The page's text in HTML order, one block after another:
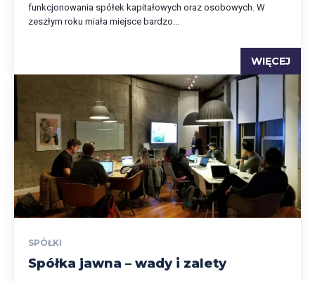
funkcjonowania spółek kapitałowych oraz osobowych. W
zeszłym roku miała miejsce bardzo...
WIĘCEJ
SPÓŁKI
Spółka jawna – wady i zalety